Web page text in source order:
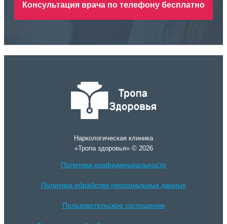
Консультация врача по телефону бесплатно
Наркологическая клиника
«Тропа здоровья» © 2026
Политика конфиденциальности
Политика обработки персональных данных
Пользовотельское соглошение